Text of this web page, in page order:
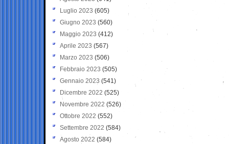
Luglio 2023 (605)
Giugno 2023 (560)
Maggio 2023 (412)
Aprile 2023 (567)
Marzo 2023 (506)
Febbraio 2023 (505)
Gennaio 2023 (541)
Dicembre 2022 (525)
Novembre 2022 (526)
Ottobre 2022 (552)
Settembre 2022 (584)
Agosto 2022 (584)